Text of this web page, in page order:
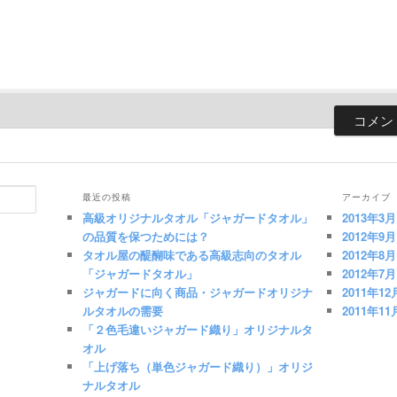
最近の投稿
高級オリジナルタオル「ジャガードタオル」
の品質を保つためには？
タオル屋の醍醐味である高級志向のタオル
「ジャガードタオル」
ジャガードに向く商品・ジャガードオリジナ
ルタオルの需要
「２色毛違いジャガード織り」オリジナルタ
オル
「上げ落ち（単色ジャガード織り）」オリジ
ナルタオル
アーカイブ
2013年3月
2012年9月
2012年8月
2012年7月
2011年12
2011年11